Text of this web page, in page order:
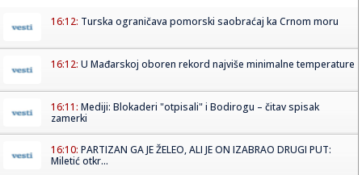
16:12: Turska ograničava pomorski saobraćaj ka Crnom moru
16:12: U Mađarskoj oboren rekord najviše minimalne temperature
16:11: Mediji: Blokaderi "otpisali" i Bodirogu – čitav spisak
zamerki
16:10: PARTIZAN GA JE ŽELEO, ALI JE ON IZABRAO DRUGI PUT:
Miletić otkr...